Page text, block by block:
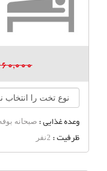
وعده غذایی : صبحانه
ظرفیت : 2نفر